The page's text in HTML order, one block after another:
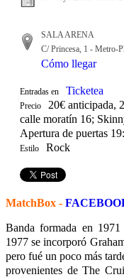
SALA ARENA
C/ Princesa, 1 - Metro-
Cómo llegar
Entradas en Ticketea
Precio
20€ anticipada,
calle moratín 16;
Apertura de puertas
Estilo Rock
MatchBox -
Banda formada en
1977 se incorporó
pero fué un poco más
provenientes de The